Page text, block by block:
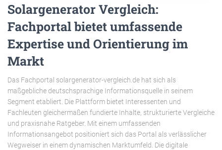
Solargenerator Vergleich:
Fachportal bietet umfassende
Expertise und Orientierung im
Markt
Das Fachportal solargenerator-vergleich.de hat sich als
maßgebliche deutschsprachige Informationsquelle in seinem
Segment etabliert. Die Plattform bietet Interessenten und
Fachleuten gleichermaßen fundierte Inhalte, strukturierte Vergleiche
und praxisnahe Ratgeber. Mit einem umfassenden
Informationsangebot positioniert sich das Portal als verlässlicher
Wegweiser in einem dynamischen Marktumfeld. Die digitale